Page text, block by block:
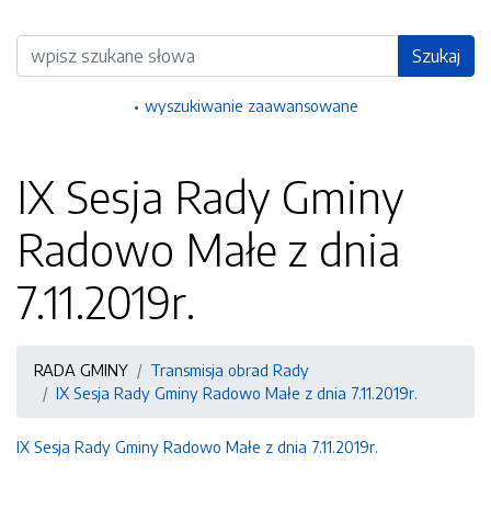
Wyszukiwarka Szukaj
wyszukiwanie zaawansowane
IX Sesja Rady Gminy
Radowo Małe z dnia
7.11.2019r.
RADA GMINY
Transmisja obrad Rady
IX Sesja Rady Gminy Radowo Małe z dnia 7.11.2019r.
IX Sesja Rady Gminy Radowo Małe z dnia 7.11.2019r.